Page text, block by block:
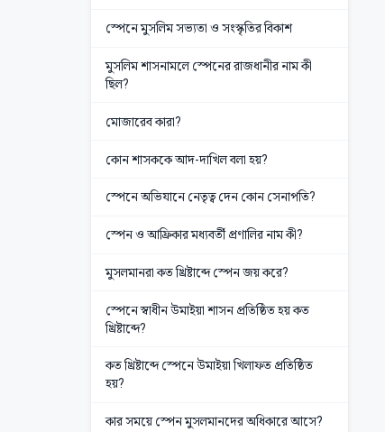
স্পেনে মুসলিম সভ্যতা ও সংস্কৃতির বিকাশ
মুসলিম শাসনামলে স্পেনের রাজধানীর নাম কী
ছিল?
মোজারেব কারা?
কোন শাসককে আদ-দাখিল বলা হয়?
স্পেনে অভিযানে নেতৃত্ব দেন কোন সেনাপতি?
স্পেন ও আফ্রিকার মধ্যবর্তী প্রণালির নাম কী?
মুসলমানরা কত খ্রিষ্টাব্দে স্পেন জয় করে?
স্পেনে স্বাধীন উমাইয়া শাসন প্রতিষ্ঠিত হয় কত
খ্রিষ্টাব্দে?
কত খ্রিষ্টাব্দে স্পেনে উমাইয়া খিলাফত প্রতিষ্ঠিত
হয়?
কার সময়ে স্পেন মুসলমানদের অধিকারে আসে?